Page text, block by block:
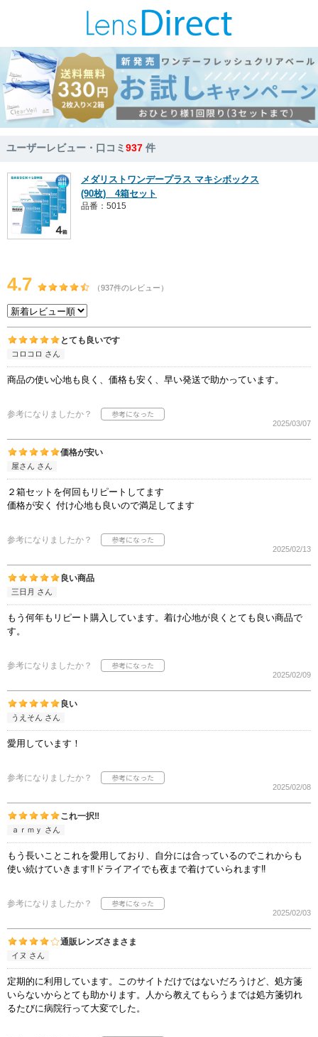
ユーザーレビュー・口コミ937 件
メダリストワンデープラス マキシボックス
(90枚) 4箱セット
品番：5015
4.7 （937件のレビュー）
とても良いです
コロコロ さん
商品の使い心地も良く、価格も安く、早い発送で助かっています。
参考になりましたか？
2025/03/07
価格が安い
屋さん さん
２箱セットを何回もリピートしてます
価格が安く 付け心地も良いので満足してます
参考になりましたか？
2025/02/13
良い商品
三日月 さん
もう何年もリピート購入しています。着け心地が良くとても良い商品で
す。
参考になりましたか？
2025/02/09
良い
うえそん さん
愛用しています！
参考になりましたか？
2025/02/08
これ一択‼︎
ａｒｍｙ さん
もう長いことこれを愛用しており、自分には合っているのでこれからも
使い続けていきます‼︎ドライアイでも夜まで着けていられます‼︎
参考になりましたか？
2025/02/03
通販レンズさまさま
イヌ さん
定期的に利用しています。このサイトだけではないだろうけど、処方箋
いらないからとても助かります。人から教えてもらうまでは処方箋切れ
るたびに病院行って大変でした。